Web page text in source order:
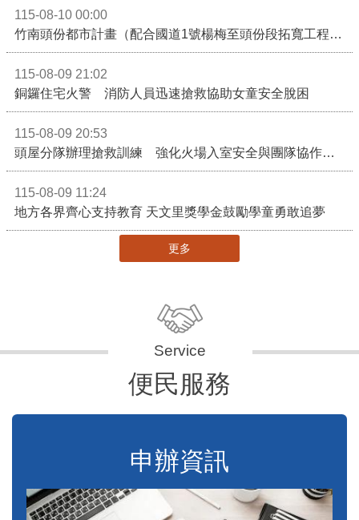
115-08-10 00:00
竹南頭份都市計畫（配合國道1號楊梅至頭份段拓寬工程）案公告實施，國道1號楊梅至頭份黃金廊帶加速啟動！
115-08-09 21:02
銅鑼住宅火警 消防人員迅速搶救協助女童安全脫困
115-08-09 20:53
頭屋分隊辦理搶救訓練 強化火場入室安全與團隊協作能力
115-08-09 11:24
地方各界齊心支持教育 天文里獎學金鼓勵學童勇敢追夢
更多
便民服務
申辦資訊